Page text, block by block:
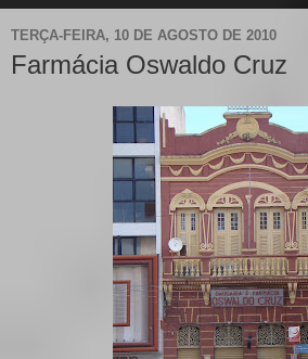
TERÇA-FEIRA, 10 DE AGOSTO DE 2010
Farmácia Oswaldo Cruz